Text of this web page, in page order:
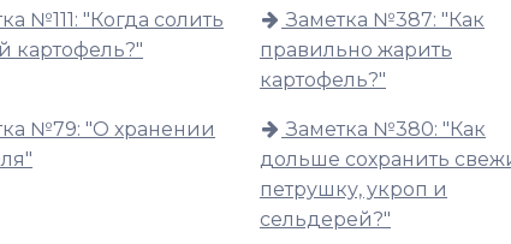
№111: "Когда солить
картофель?"
Заметка №387: "Как
правильно жарить
картофель?"
№79: "О хранении
Заметка №380: "Как
дольше сохранить
петрушку, укроп и
сельдерей?"